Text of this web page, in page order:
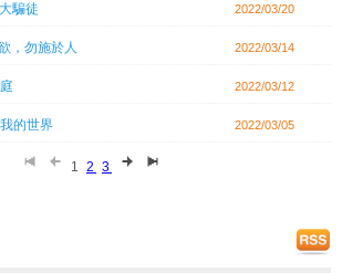
騙徒 2022/03/20
，勿施於人 2022/03/14
2022/03/12
的世界 2022/03/05
1 2 3